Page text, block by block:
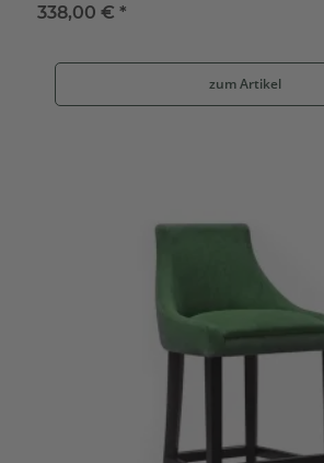
338,00 €*
zum Artikel